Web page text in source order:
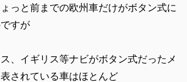
っと前までの欧州車だけがボタン式に
ですが
、イギリス等ナビがボタン式だったメ
されている車はほとんど